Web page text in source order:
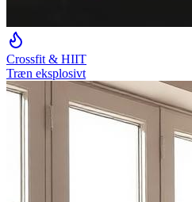
Crossfit & HIIT
Træn eksplosivt